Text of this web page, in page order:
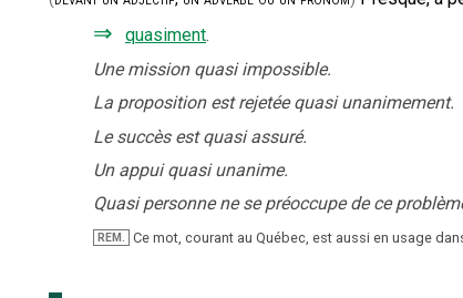
⇒ quasiment.
Une mission quasi impossible.
La proposition est rejetée quasi unanimement.
Le succès est quasi assuré.
Un appui quasi unanime.
Quasi personne ne se préoccupe de ce
REM. Ce mot, courant au Québec, est aussi en usage